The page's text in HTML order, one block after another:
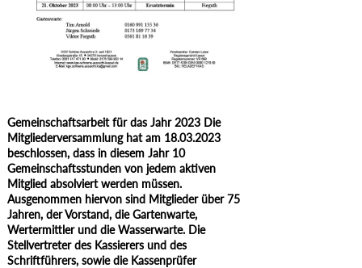
Gemeinschaftsarbeit für das Jahr 2023 Die
Mitgliederversammlung hat am 18.03.2023
beschlossen, dass in diesem Jahr 10
Gemeinschaftsstunden von jedem aktiven
Mitglied absolviert werden müssen.
Ausgenommen hiervon sind Mitglieder über 75
Jahren, der Vorstand, die Gartenwarte,
Wertermittler und die Wasserwarte. Die
Stellvertreter des Kassierers und des
Schriftführers, sowie die Kassenprüfer